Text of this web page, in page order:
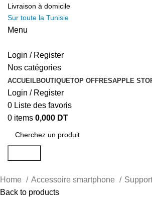
Livraison à domicile
Sur toute la Tunisie
Menu
Login / Register
Nos catégories
ACCUEILBOUTIQUETOP OFFRESAPPLE
Login / Register
0 Liste des favoris
0 items 0,000 DT
Home Accessoire smartphone
Back to products